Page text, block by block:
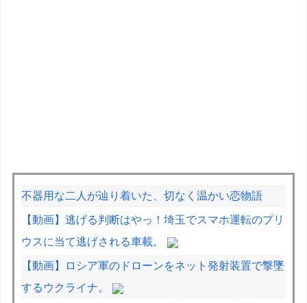
不器用な二人が辿り着いた、切なく温かい恋物語
【動画】逃げる判断はやっ！埼玉でスマホ運転のプリ
ウスに当て逃げされる車載。
【動画】ロシア軍のドローンをネット発射装置で撃墜
するウクライナ。